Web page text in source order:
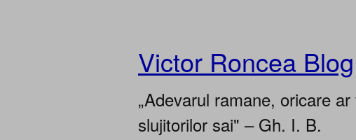
Victor Roncea Blog
„Adevarul ramane, oricare
slujitorilor sai" – Gh. I. B.